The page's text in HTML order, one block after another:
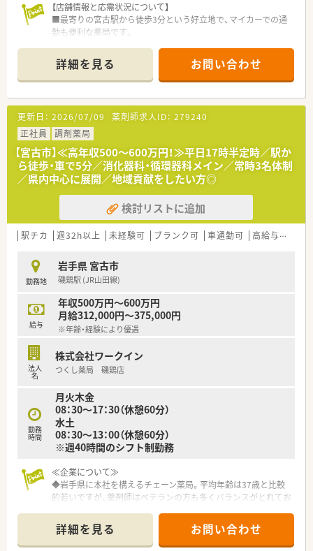
【店舗情報と応需状況について】
■最寄りの宮古駅から徒歩3分という好立地で、マイカーでの通
勤も便利な薬局です。
て約80枚です。
■現在、薬剤師2名と医療事務スタッフ2名が在籍し、協力しなが
ら業務を行っています。
【募集背景と求める人物像について】
■今後の体制強化を見据えて、共に地域医療に貢献していただけ
る方を募集しています。
■ご自身の働き方について軸を持ち、前向きに業務に取り組める
方を歓迎いたします。
■これまでのご経験や年齢は問わず、お人柄や仕事への意欲を重
視した採用です。
【法人特徴について】
■岩手県に本社を構え、地域に根差した薬局を複数展開している
成長中の企業です。
多く在籍しています。
■社員を家族のように大切にする温かい社風で、社長自ら社員一
人ひとりを気遣います。
詳細を見る お問い合わせ
更新日： 2026/07/09 薬剤師求人ID： 279240
正社員
調剤薬局
【宮古市】≪高年収500～600万円！≫平日17時半定時／駅か
ら徒歩・車で5分／消化器科・循環器科メイン／常時3名体制
／県内中心に展開／地域貢献をしたい方◎
検討リストに追加
駅チカ 週32h以上 未経験可 ブランク可 車通勤可 高給与(600万円以上)
勤務地
岩手県 宮古市
磯鶏駅 (JR山田線)
給与
年収500万円～600万円
月給312,000円～375,000円
※年齢・経験により優遇
法人
名
株式会社ワークイン
つくし薬局 磯鶏店
勤務
時間
月火木金
08：30～17：30（休憩60分）
水土
08：30～13：00（休憩60分）
※週40時間のシフト制勤務
≪企業について≫
◆岩手県に本社を構えるチェーン薬局。平均年齢は37歳と比較
的若いですが、薬剤師はベテランの方も多くバランスがとれてお
◆新規出店も継続しており、今後の成長性もある優良企業です。
店舗数が増えている今でも、社長が毎年手書きのバースデーカー
ドと一緒にプレゼントがあったり、社員を大事にしている姿勢は
詳細を見る お問い合わせ